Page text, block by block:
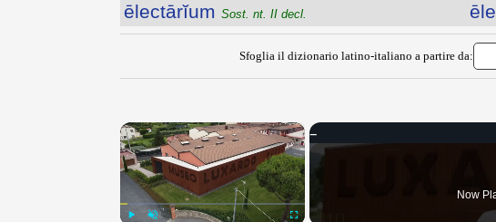
ēlectārĭum Sost. nt. II decl.
Sfoglia il dizionario latino-italiano a partire da:
×
Now